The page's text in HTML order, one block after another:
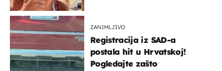
ZANIMLJIVO
Registracija iz SAD-a
postala hit u Hrvatskoj!
Pogledajte zašto